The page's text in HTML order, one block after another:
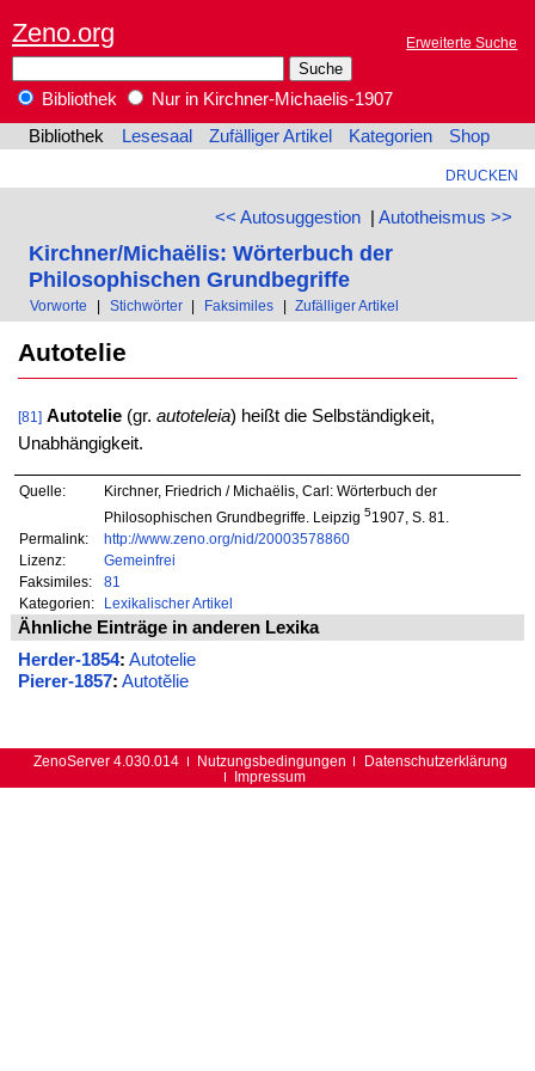
Zeno.org Erweiterte Suche
Bibliothek
Nur in Kirchner-Michaelis-1907
Bibliothek
Lesesaal Zufälliger Artikel Kategorien Shop
DRUCKEN
<< Autosuggestion| Autotheismus >>
Kirchner/Michaëlis: Wörterbuch der
Philosophischen Grundbegriffe
Vorworte | Stichwörter | Faksimiles | Zufälliger Artikel
Autotelie
[81] Autotelie(gr. autoteleia) heißt die Selbständigkeit,
Unabhängigkeit.
Quelle:
Kirchner, Friedrich / Michaëlis, Carl: Wörterbuch der
Philosophischen Grundbegriffe. Leipzig 51907, S. 81.
Permalink:
http://www.zeno.org/nid/20003578860
Lizenz:
Gemeinfrei
Faksimiles:
81
Kategorien:
Lexikalischer Artikel
Ähnliche Einträge in anderen Lexika
Herder-1854: Autotelie
Pierer-1857: Autotĕlie
ZenoServer 4.030.014 Nutzungsbedingungen
Datenschutzerklärung
Impressum